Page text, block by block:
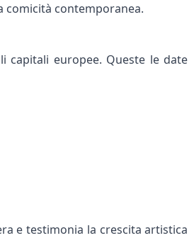
comicità contemporanea.
capitali europee. Queste le date
e testimonia la crescita artistica